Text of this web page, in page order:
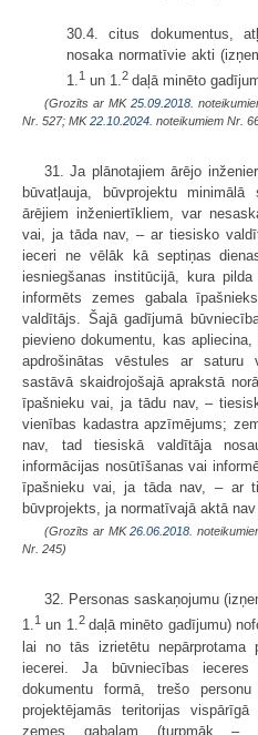
30.4. citus dokumentus,
nosaka normatīvie akti
1.1 un 1.2 daļā minēto
(Grozīts ar MK 25.09.2018.
Nr. 527; MK22.10.2024. noteikumiem Nr.
31. Ja plānotajiem ārējo
būvatļauja, būvprojektu
ārējiem inženiertīkliem, var
vai, ja tāda nav, – ar tiesisko
ieceri ne vēlāk kā septiņas
iesniegšanas institūcijā, kura
informēts zemes gabala
valdītājs. Šajā gadījumā
pievieno dokumentu, kas
apdrošinātas vēstules ar saturu
sastāvā skaidrojošajā aprakstā
īpašnieku vai, ja tādu nav, –
vienības kadastra apzīmējums;
nav, tad tiesiskā valdītāja
informācijas nosūtīšanas vai
īpašnieku vai, ja tāda nav, – ar
būvprojekts, ja normatīvajā aktā
(Grozīts ar MK26.06.2018.
Nr. 245)
32. Personas saskaņojumu
1.1 un 1.2 daļā minēto gadījumu)
lai no tās izrietētu nepārprotama
iecerei. Ja būvniecības ieceres
dokumentu formā, trešo
projektējamās teritorijas
zemes gabalam (turpmāk –